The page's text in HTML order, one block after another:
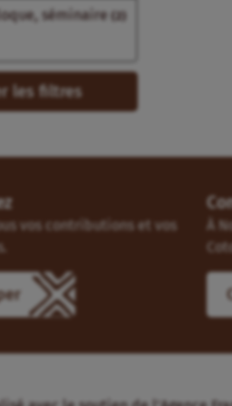
séminaire
les filtres
vos contributions et vos
À